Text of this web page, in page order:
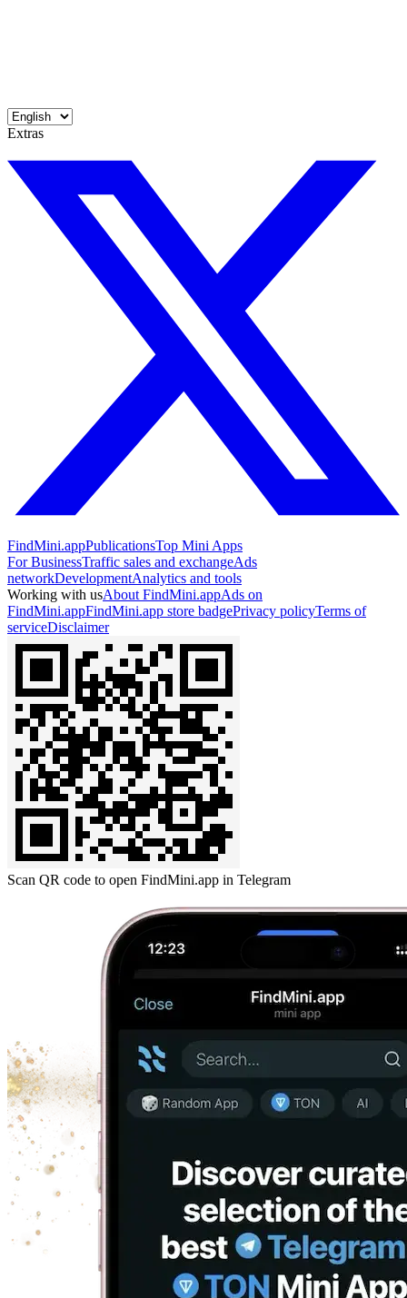
Extras
FindMini.appPublicationsTop Mini Apps
For BusinessTraffic sales and exchangeAds
networkDevelopmentAnalytics and tools
Working with usAbout FindMini.appAds on
FindMini.appFindMini.app store badgePrivacy policyTerms of
serviceDisclaimer
Scan QR code to open FindMini.app in Telegram